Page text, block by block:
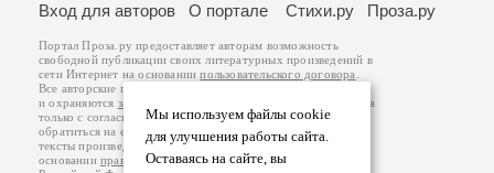
Мы используем файлы cookie
для улучшения работы сайта.
Оставаясь на сайте, вы
Вход для авторов
О портале Стихи.ру Проза.ру
Портал Проза.ру предоставляет авторам возможность
свободной публикации своих литературных произведений в
сети Интернет на основаниипользовательского договора
Все авторские права на произведения принадлежат авторам
и охраняются законом
. Перепечатка произведений возможна
только с согласия его автора, к которому вы можете
обратиться на его авторской странице. Ответственность за
тексты произведений авторы несут самостоятельно на
основанииправил публикацииизаконодательства